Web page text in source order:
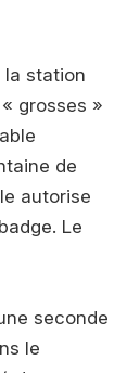
la station
grosses »
de
autorise
Le
seconde
le